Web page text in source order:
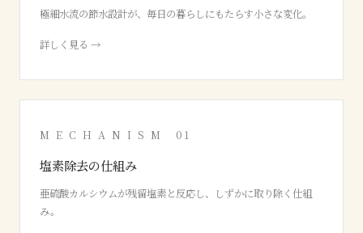
極細水流の節水設計が、毎日の暮らしにもたらす小さな変化。
詳しく見る →
M E C H A N I S M 01
塩素除去の仕組み
亜硫酸カルシウムが残留塩素と反応し、しずかに取り除く仕組
み。